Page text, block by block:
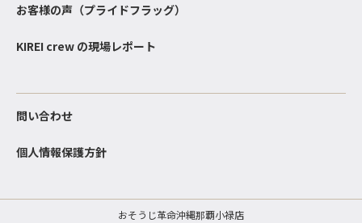
お客様の声（プライドフラッグ）
KIREI crew の現場レポート
問い合わせ
個人情報保護方針
おそうじ革命沖縄那覇小禄店